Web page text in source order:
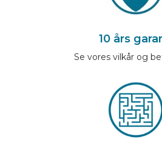
10 års
Se vores vilkår og